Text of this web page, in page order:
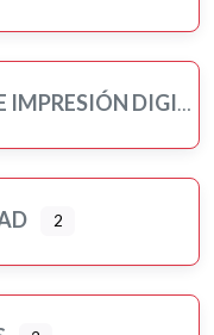
DIGITAL
2